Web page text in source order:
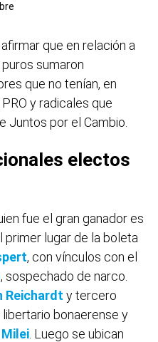
que en relación a
sumaron
que no tenían, en
y radicales que
Juntos por el Cambio.
electos
fue el gran ganador es
primer lugar de la boleta
, con vínculos con el
, sospechado de narco.
Reichardt y tercero
libertario bonaerense y
. Luego se ubican